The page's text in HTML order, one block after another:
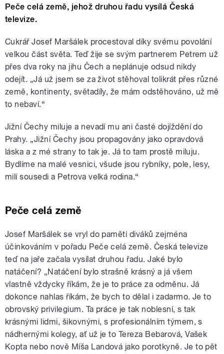
Peče celá země, jehož druhou řadu vysílá Česká
televize.
Cukrář Josef Maršálek procestoval díky svému povolání
velkou část světa. Teď žije se svým partnerem Petrem už
přes dva roky na jihu Čech a neplánuje odsud nikdy
odejít. „Já už jsem se za život stěhoval tolikrát přes různé
země, kontinenty, světadíly, že mám odstěhováno, už mě
to nebaví.“
Jižní Čechy miluje a nevadí mu ani časté dojíždění do
Prahy. „Jižní Čechy jsou propagovány jako opravdová
láska a z mé strany to tak je. Já to tam prostě miluju.
Bydlíme na malé vesnici, všude jsou rybníky, pole, lesy,
milí sousedi a Petrova velká rodina.“
Peče celá země
Josef Maršálek se vryl do paměti diváků zejména
účinkováním v pořadu Peče celá země. Česká televize
teď na jaře začala vysílat druhou řadu. Jaké bylo
natáčení? „Natáčení bylo strašně krásný a já všem
vlastně vždycky říkám, že je to práce za odměnu. Já
dokonce nahlas říkám, že bych to dělal i zadarmo. Je to
obrovský privilegium. Ta práce je tak noblesní, s tak
krásnými lidmi, šikovnými, s profesionálním týmem, s
nádhernými kolegy, ať už je to Tereza Bebarová, Vašek
Kopta nebo nově Míša Landová jako porotkyně. Je to pět